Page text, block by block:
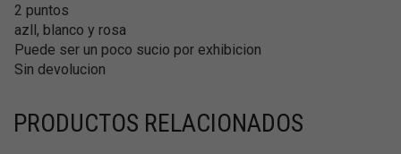
2 puntos
azll, blanco y rosa
Puede ser un poco sucio por exhibicion
Sin devolucion
PRODUCTOS RELACIONADOS